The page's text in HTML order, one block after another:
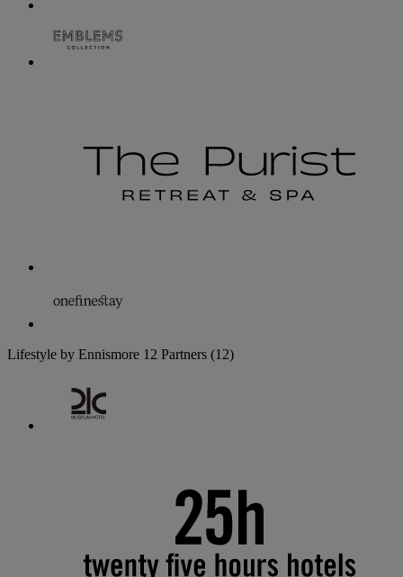
Lifestyle by Ennismore 12 Partners (12)